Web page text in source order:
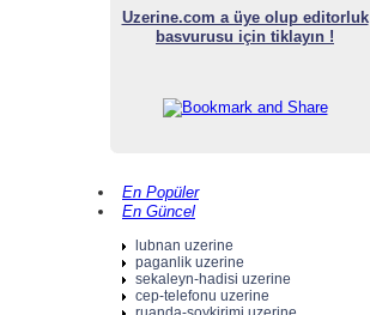
Uzerine.com a üye olup editorluk
basvurusu için tiklayın !
En Popüler
En Güncel
lubnan uzerine
paganlik uzerine
sekaleyn-hadisi uzerine
cep-telefonu uzerine